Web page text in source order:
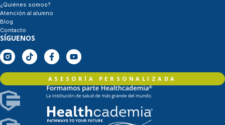
¿Quiénes somos?
Atención al alumno
Blog
Contacto
SÍGUENOS
ASESORÍA PERSONALIZADA